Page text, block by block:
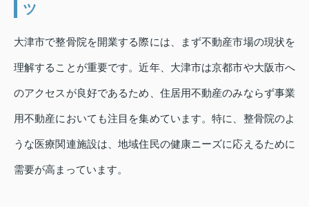
ツ
大津市で整骨院を開業する際には、まず不動産市場の現状を
理解することが重要です。近年、大津市は京都市や大阪市へ
のアクセスが良好であるため、住居用不動産のみならず事業
用不動産においても注目を集めています。特に、整骨院のよ
うな医療関連施設は、地域住民の健康ニーズに応えるために
需要が高まっています。